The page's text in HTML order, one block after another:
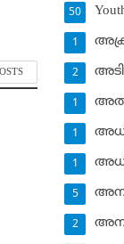
50
1
2
1
1
1
5
2